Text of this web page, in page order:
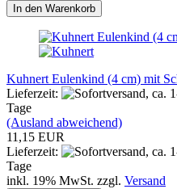
In den Warenkorb
Kuhnert Eulenkind (4 cm) mit
Lieferzeit:
Tage
(Ausland abweichend)
11,15 EUR
Lieferzeit:
Tage
inkl. 19% MwSt. zzgl. Versand